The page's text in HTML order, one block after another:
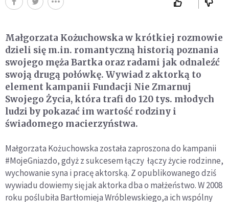
Małgorzata Kożuchowska w krótkiej rozmowie
dzieli się m.in. romantyczną historią poznania
swojego męża Bartka oraz radami jak odnaleźć
swoją drugą połówkę. Wywiad z aktorką to
element kampanii Fundacji Nie Zmarnuj
Swojego Życia, która trafi do 120 tys. młodych
ludzi by pokazać im wartość rodziny i
świadomego macierzyństwa.
Małgorzata Kożuchowska została zaproszona do kampanii
#MojeGniazdo, gdyż z sukcesem łączy łączy życie rodzinne,
wychowanie syna i pracę aktorską. Z opublikowanego dziś
wywiadu dowiemy się jak aktorka dba o małżeństwo. W 2008
roku poślubiła Bartłomieja Wróblewskiego,a ich wspólny